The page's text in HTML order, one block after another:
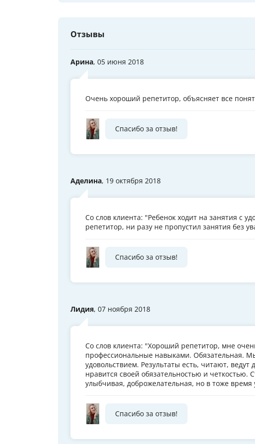
Отзывы
Арина, 05 июня 2018
Очень хороший репетитор, объясняет все
Спасибо за отзыв!
Аделина, 19 октября 2018
Со слов клиента: "Ребенок ходит на занятия с
репетитор, ни разу не пропустил занятия без
Спасибо за отзыв!
Лидия, 07 ноября 2018
Со слов клиента: "Хороший репетитор, мне
профессиональные навыками. Обязательная.
удовольствием. Результаты есть, читают,
нравится своей обязательностью и четкостью.
улыбчивая, доброжелательная, но в тоже время
Спасибо за отзыв!